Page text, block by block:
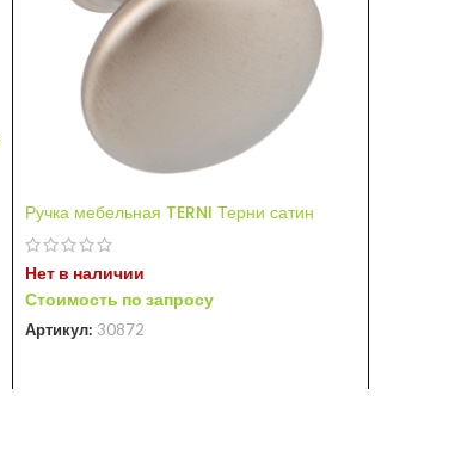
Ручка мебельная TERNI Терни сатин
Нет в наличии
Стоимость по запросу
Артикул: 30872